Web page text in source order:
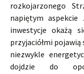
rozkojarzonego
napiętym aspekcie
inwestycje okażą
przyjaciółmi pojawią
niezwykle
dojdzie do